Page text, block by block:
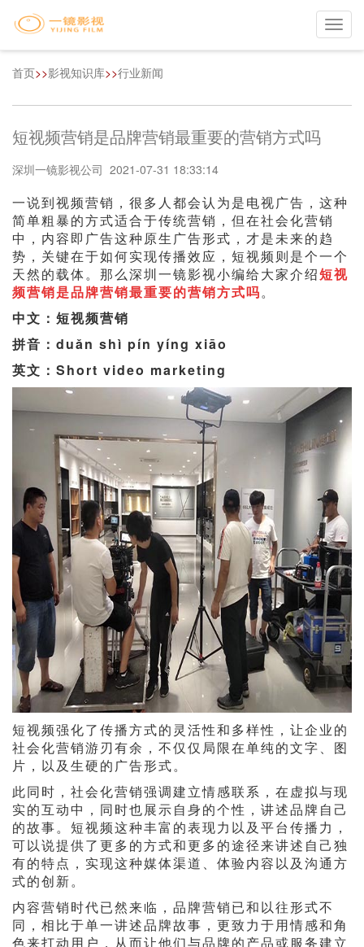
首页>>影视知识库>>行业新闻
短视频营销是品牌营销最重要的营销方式吗
深圳一镜影视公司 2021-07-31 18:33:14
一说到视频营销，很多人都会认为是电视广告，这种
简单粗暴的方式适合于传统营销，但在社会化营销
中，内容即广告这种原生广告形式，才是未来的趋
势，关键在于如何实现传播效应，短视频则是个一个
天然的载体。那么深圳一镜影视小编给大家介绍短视
频营销是品牌营销最重要的营销方式吗。
中文：短视频营销
拼音：duǎn shì pín yíng xiāo
英文：Short video marketing
短视频强化了传播方式的灵活性和多样性，让企业的
社会化营销游刃有余，不仅仅局限在单纯的文字、图
片，以及生硬的广告形式。
此同时，社会化营销强调建立情感联系，在虚拟与现
实的互动中，同时也展示自身的个性，讲述品牌自己
的故事。短视频这种丰富的表现力以及平台传播力，
可以说提供了更多的方式和更多的途径来讲述自己独
有的特点，实现这种媒体渠道、体验内容以及沟通方
式的创新。
内容营销时代已然来临，品牌营销已和以往形式不
同，相比于单一讲述品牌故事，更致力于用情感和角
色来打动用户，从而让他们与品牌的产品或服务建立